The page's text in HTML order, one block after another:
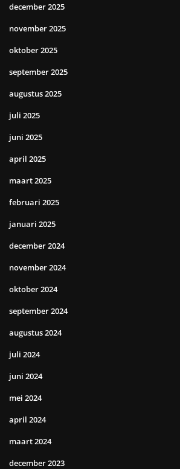
december 2025
november 2025
oktober 2025
september 2025
augustus 2025
juli 2025
juni 2025
april 2025
maart 2025
februari 2025
januari 2025
december 2024
november 2024
oktober 2024
september 2024
augustus 2024
juli 2024
juni 2024
mei 2024
april 2024
maart 2024
december 2023